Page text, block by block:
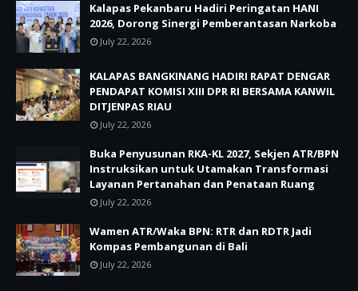
Kalapas Pekanbaru Hadiri Peringatan HANI
2026, Dorong Sinergi Pemberantasan Narkoba
July 22, 2026
KALAPAS BANGKINANG HADIRI RAPAT DENGAR
PENDAPAT KOMISI XIII DPR RI BERSAMA KANWIL
DITJENPAS RIAU
July 22, 2026
Buka Penyusunan RKA-KL 2027, Sekjen ATR/BPN
Instruksikan untuk Utamakan Transformasi
Layanan Pertanahan dan Penataan Ruang
July 22, 2026
Wamen ATR/Waka BPN: RTR dan RDTR Jadi
Kompas Pembangunan di Bali
July 22, 2026